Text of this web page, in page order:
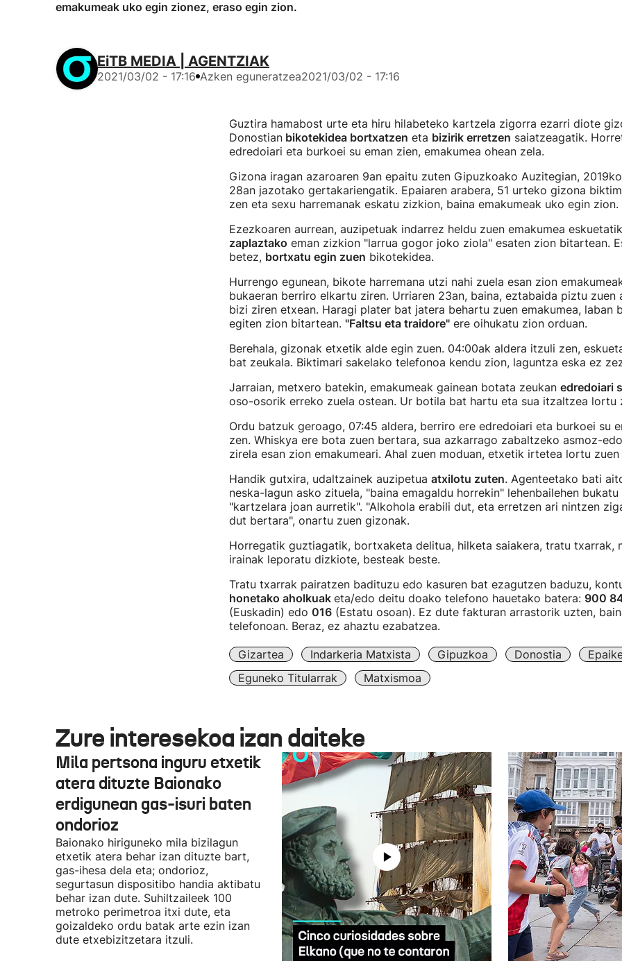
emakumeak uko egin zionez, eraso egin zion.
EiTB MEDIA | AGENTZIAK
2021/03/02 - 17:16 Azken eguneratzea2021/03/02 - 17:16
Guztira hamabost urte eta hiru hilabeteko kartzela zigorra ezarri diote
Donostianbikotekidea bortxatzen eta bizirik erretzen saiatzeagatik.
edredoiari eta burkoei su eman zien, emakumea ohean zela.
Gizona iragan azaroaren 9an epaitu zuten Gipuzkoako Auzitegian,
28an jazotako gertakariengatik. Epaiaren arabera, 51 urteko gizona
zen eta sexu harremanak eskatu zizkion, baina emakumeak uko egin zion.
Ezezkoaren aurrean, auzipetuak indarrez heldu zuen emakumea
zaplaztako eman zizkion "larrua gogor joko ziola" esaten zion bitartean.
betez, bortxatu egin zuen bikotekidea.
Hurrengo egunean, bikote harremana utzi nahi zuela esan zion
bukaeran berriro elkartu ziren. Urriaren 23an, baina, eztabaida piztu zuen
bizi ziren etxean. Haragi plater bat jatera behartu zuen emakumea, laban
egiten zion bitartean. "Faltsu eta traidore"ere oihukatu zion orduan.
Berehala, gizonak etxetik alde egin zuen. 04:00ak aldera itzuli zen,
bat zeukala. Biktimari sakelako telefonoa kendu zion, laguntza eska ez
Jarraian, metxero batekin, emakumeak gainean botata zeukan edredoiari
oso-osorik erreko zuela ostean. Ur botila bat hartu eta sua itzaltzea lortu
Ordu batzuk geroago, 07:45 aldera, berriro ere edredoiari eta burkoei su
zen. Whiskya ere bota zuen bertara, sua azkarrago zabaltzeko asmoz-
zirela esan zion emakumeari. Ahal zuen moduan, etxetik irtetea lortu zuen
Handik gutxira, udaltzainek auzipetua atxilotu zuten. Agenteetako bati
neska-lagun asko zituela, "baina emagaldu horrekin" lehenbailehen bukatu
"kartzelara joan aurretik". "Alkohola erabili dut, eta erretzen ari nintzen
dut bertara", onartu zuen gizonak.
Horregatik guztiagatik, bortxaketa delitua, hilketa saiakera, tratu txarrak,
irainak leporatu dizkiote, besteak beste.
Tratu txarrak pairatzen badituzu edo kasuren bat ezagutzen baduzu,
honetako aholkuak eta/edo deitu doako telefono hauetako batera: 900
(Euskadin) edo 016(Estatu osoan). Ez dute fakturan arrastorik uzten,
telefonoan. Beraz, ez ahaztu ezabatzea.
Gizartea Indarkeria Matxista Gipuzkoa Donostia
Eguneko Titularrak
Matxismoa
Zure interesekoa izan daiteke
Mila pertsona inguru etxetik
atera dituzte Baionako
erdigunean gas-isuri baten
ondorioz
Baionako hiriguneko mila bizilagun
etxetik atera behar izan dituzte bart,
gas-ihesa dela eta; ondorioz,
segurtasun dispositibo handia aktibatu
behar izan dute. Suhiltzaileek 100
metroko perimetroa itxi dute, eta
goizaldeko ordu batak arte ezin izan
dute etxebizitzetara itzuli.